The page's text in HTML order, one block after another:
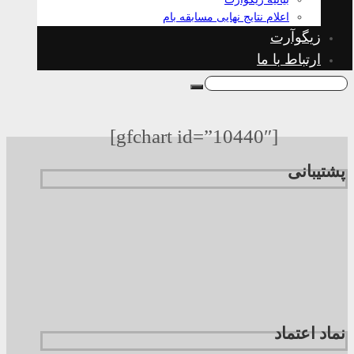
اعلام نتایج نهایی مسابقه بام
زیگوآرت
ارتباط با ما
[gfchart id=”10440″]
پشتیبانی
نماد اعتماد